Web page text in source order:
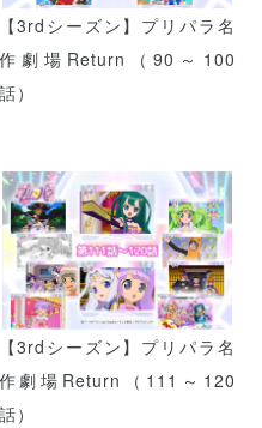
【3rdシーズン】プリパラ名
作劇場Return（90～100
話）
【3rdシーズン】プリパラ名
作劇場Return（111～120
話）